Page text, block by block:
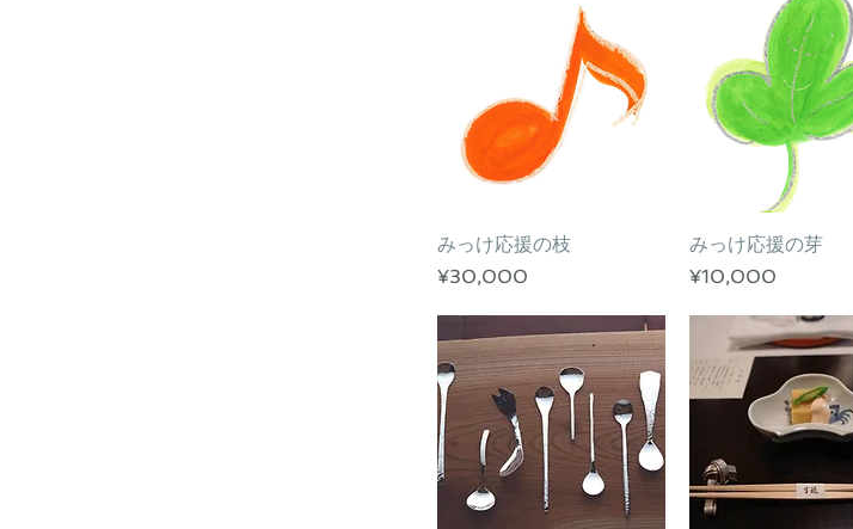
クイックビュー
みっけ応援の枝
価格
¥30,000
クイックビュー
みっけ応援の芽
価格
¥10,000